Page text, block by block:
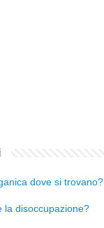
dove si trovano?
la disoccupazione?